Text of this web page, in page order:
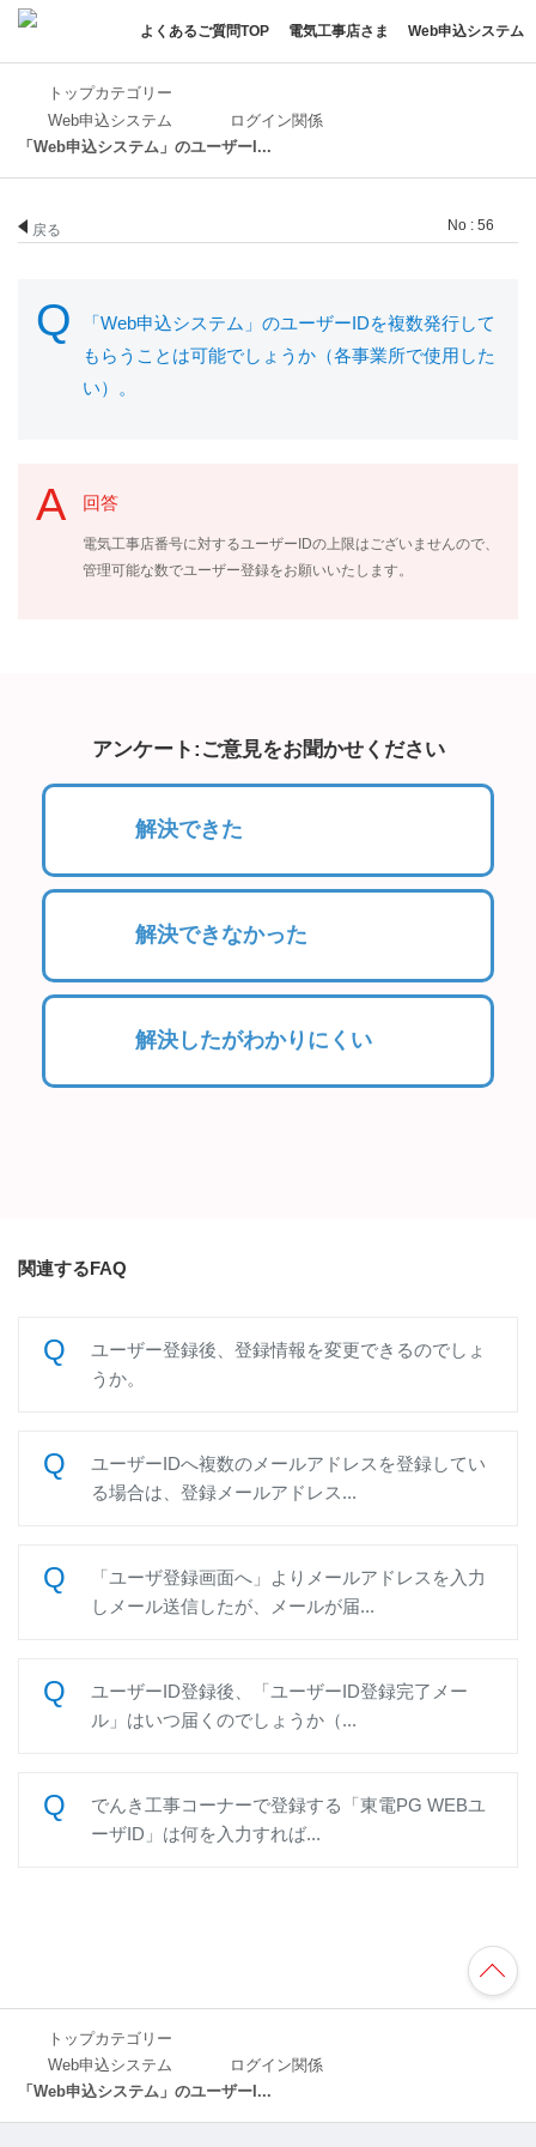
よくあるご質問TOP 電気工事店さま Web申込システム
トップカテゴリー
Web申込システム
ログイン関係
「Web申込システム」のユーザーI...
戻る No : 56
「Web申込システム」のユーザーIDを複数発行して
もらうことは可能でしょうか（各事業所で使用した
い）。
回答
電気工事店番号に対するユーザーIDの上限はございませんので、
管理可能な数でユーザー登録をお願いいたします。
アンケート:ご意見をお聞かせください
解決できた
解決できなかった
解決したがわかりにくい
関連するFAQ
ユーザー登録後、登録情報を変更できるのでしょ
うか。
ユーザーIDへ複数のメールアドレスを登録してい
る場合は、登録メールアドレス...
「ユーザ登録画面へ」よりメールアドレスを入力
しメール送信したが、メールが届...
ユーザーID登録後、「ユーザーID登録完了メー
ル」はいつ届くのでしょうか（...
でんき工事コーナーで登録する「東電PG WEBユ
ーザID」は何を入力すれば...
TO
P
へ
トップカテゴリー
Web申込システム
ログイン関係
「Web申込システム」のユーザーI...